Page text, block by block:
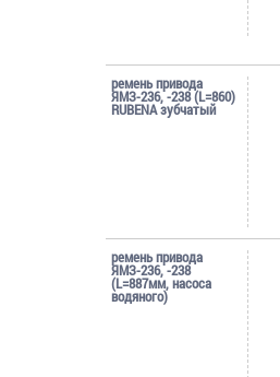
ремень привода
ЯМЗ-236, -238 (L=860)
RUBENA зубчатый
ремень привода
ЯМЗ-236, -238
(L=887мм, насоса
водяного)